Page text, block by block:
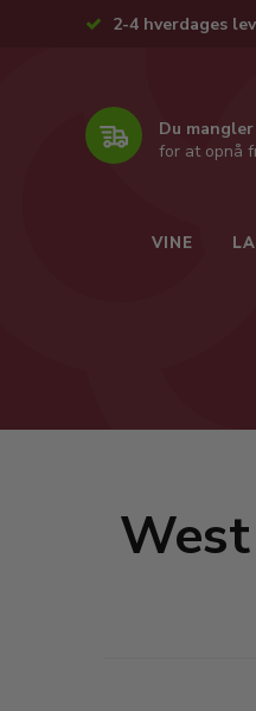
2-4 hverdages
Du
for at opnå
VINE